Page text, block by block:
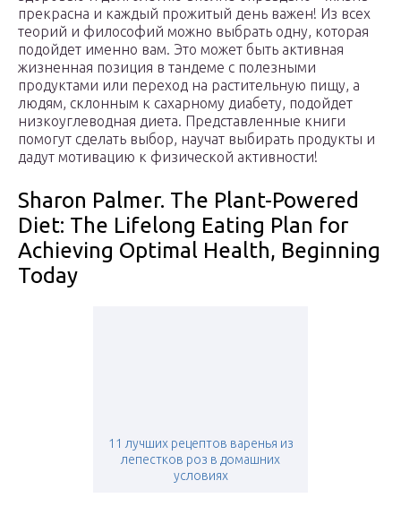
прекрасна и каждый прожитый день важен! Из всех
теорий и философий можно выбрать одну, которая
подойдет именно вам. Это может быть активная
жизненная позиция в тандеме с полезными
продуктами или переход на растительную пищу, а
людям, склонным к сахарному диабету, подойдет
низкоуглеводная диета. Представленные книги
помогут сделать выбор, научат выбирать продукты и
дадут мотивацию к физической активности!
Sharon Palmer. The Plant-Powered
Diet: The Lifelong Eating Plan for
Achieving Optimal Health, Beginning
Today
11 лучших рецептов варенья из
лепестков роз в домашних
условиях